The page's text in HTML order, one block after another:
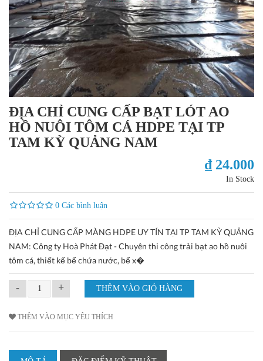
ĐỊA CHỈ CUNG CẤP BẠT LÓT AO
HỒ NUÔI TÔM CÁ HDPE TẠI TP
TAM KỲ QUẢNG NAM
₫ 24.000
In Stock
0 Các bình luận
ĐỊA CHỈ CUNG CẤP MÀNG HDPE UY TÍN TẠI TP TAM KỲ QUẢNG
NAM: Công ty Hoà Phát Đạt - Chuyên thi công trải bạt ao hồ nuôi
tôm cá, thiết kế bể chứa nước, bể x�
- +
THÊM VÀO MỤC YÊU THÍCH